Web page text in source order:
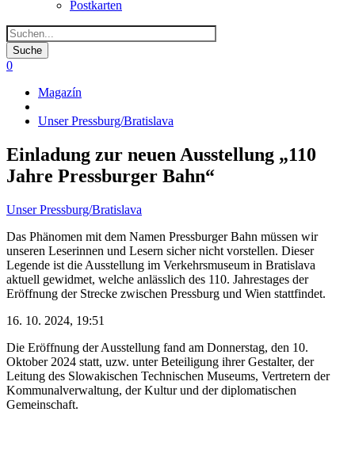
Postkarten
0
Pfadnavigation
Magazín
Unser Pressburg/Bratislava
Einladung zur neuen Ausstellung „110
Jahre Pressburger Bahn“
Unser Pressburg/Bratislava
Das Phänomen mit dem Namen Pressburger Bahn müssen wir
unseren Leserinnen und Lesern sicher nicht vorstellen. Dieser
Legende ist die Ausstellung im Verkehrsmuseum in Bratislava
aktuell gewidmet, welche anlässlich des 110. Jahrestages der
Eröffnung der Strecke zwischen Pressburg und Wien stattfindet.
16. 10. 2024, 19:51
Die Eröffnung der Ausstellung fand am Donnerstag, den 10.
Oktober 2024 statt, uzw. unter Beteiligung ihrer Gestalter, der
Leitung des Slowakischen Technischen Museums, Vertretern der
Kommunalverwaltung, der Kultur und der diplomatischen
Gemeinschaft.